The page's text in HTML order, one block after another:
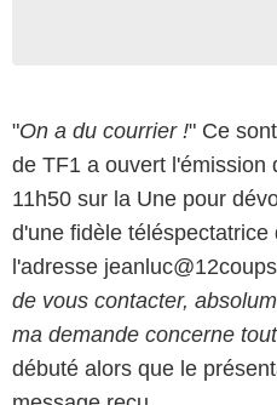
"On a du courrier !" Ce
de TF1 a ouvert l'émission
11h50 sur la Une pour
d'une fidèle
l'adresse
de vous contacter,
ma demande concerne
débuté alors que le